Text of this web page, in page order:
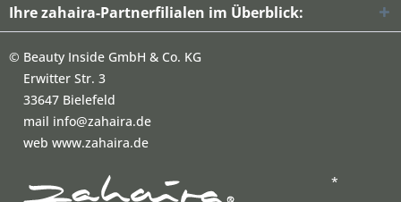
Ihre zahaira-Partnerfilialen im Überblick:
© Beauty Inside GmbH & Co. KG
Erwitter Str. 3
33647 Bielefeld
mail info@zahaira.de
web www.zahaira.de
*